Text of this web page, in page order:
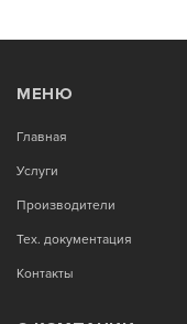
МЕНЮ
Главная
Услуги
Производители
Тех. документация
Контакты